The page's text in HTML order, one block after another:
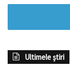
Ultimele știri